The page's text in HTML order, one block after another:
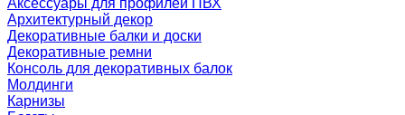
Аксессуары для профилей ПВХ
Архитектурный декор
Декоративные балки и доски
Декоративные ремни
Консоль для декоративных балок
Молдинги
Карнизы